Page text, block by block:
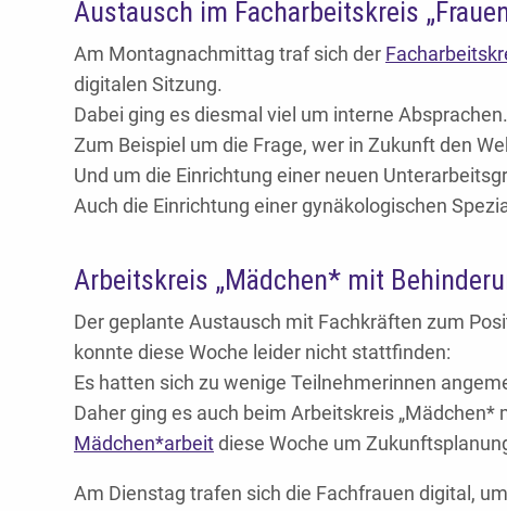
Austausch im Facharbeitskreis
Am Montagnachmittag traf sich der
digitalen Sitzung.
Dabei ging es diesmal viel um interne Absprachen.
Zum Beispiel um die Frage, wer in Zukunft den
Und um die Einrichtung einer neuen
Auch die Einrichtung einer gynäkologischen
Arbeitskreis „Mädchen* mit
Der geplante Austausch mit Fachkräften zum
konnte diese Woche leider nicht stattfinden:
Es hatten sich zu wenige Teilnehmerinnen
Daher ging es auch beim Arbeitskreis „Mädchen*
Mädchen*arbeitdiese Woche um
Am Dienstag trafen sich die Fachfrauen digital,